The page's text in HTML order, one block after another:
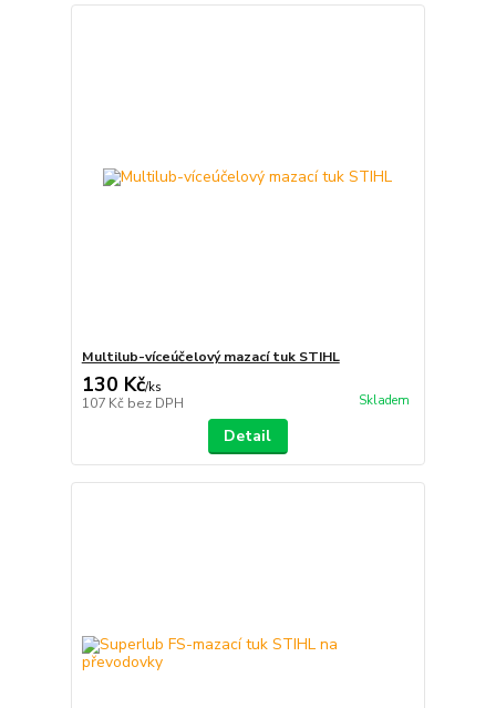
Multilub-víceúčelový mazací tuk STIHL
130 Kč/ks
107 Kč bez DPH Skladem
Detail